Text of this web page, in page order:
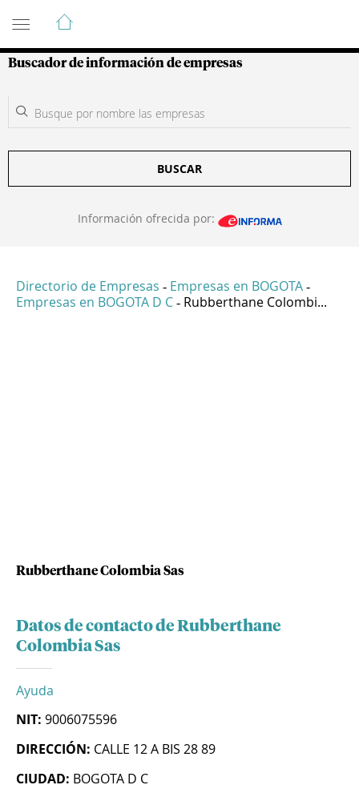
Guía de Empresas Colombianas
Buscador de información de empresas
BUSCAR
Información ofrecida por:
Directorio de Empresas - Empresas en BOGOTA -
Empresas en BOGOTA D C - Rubberthane Colombi...
Rubberthane Colombia Sas
Datos de contacto de Rubberthane
Colombia Sas
Ayuda
NIT: 9006075596
DIRECCIÓN: CALLE 12 A BIS 28 89
CIUDAD: BOGOTA D C